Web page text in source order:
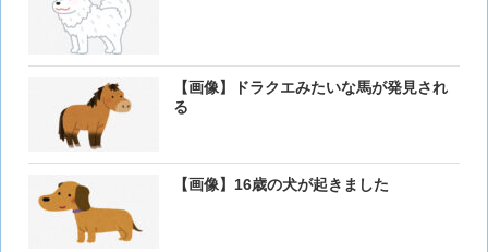
【画像】ドラクエみたいな馬が発見され
る
【画像】16歳の犬が起きました